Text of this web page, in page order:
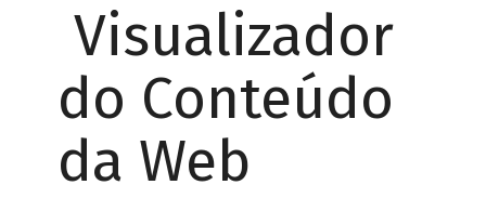
Visualizador
do Conteúdo
da Web